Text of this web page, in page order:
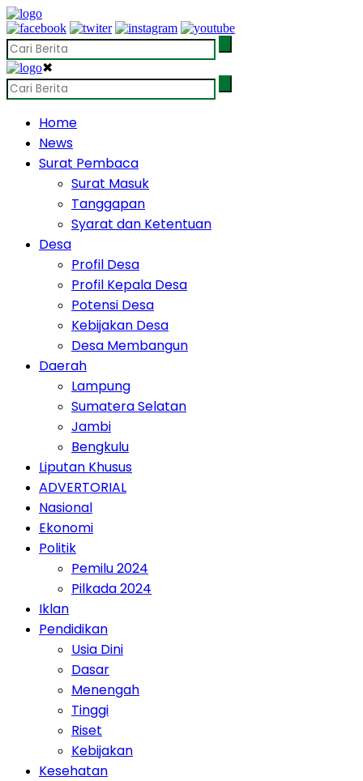
✖
Home
News
Surat Pembaca
Surat Masuk
Tanggapan
Syarat dan Ketentuan
Desa
Profil Desa
Profil Kepala Desa
Potensi Desa
Kebijakan Desa
Desa Membangun
Daerah
Lampung
Sumatera Selatan
Jambi
Bengkulu
Liputan Khusus
ADVERTORIAL
Nasional
Ekonomi
Politik
Pemilu 2024
Pilkada 2024
Iklan
Pendidikan
Usia Dini
Dasar
Menengah
Tinggi
Riset
Kebijakan
Kesehatan